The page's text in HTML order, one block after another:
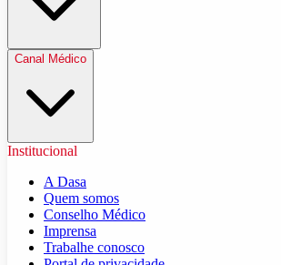
Canal Médico
Institucional
A Dasa
Quem somos
Conselho Médico
Imprensa
Trabalhe conosco